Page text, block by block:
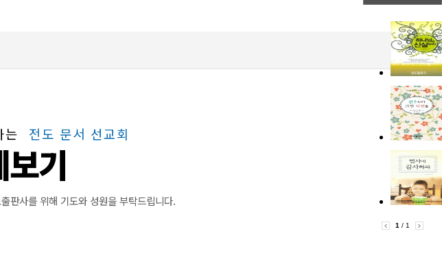
1 / 1
는 전도 문서 선교회
기
판사를 위해 기도와 성원을 부탁드립니다.